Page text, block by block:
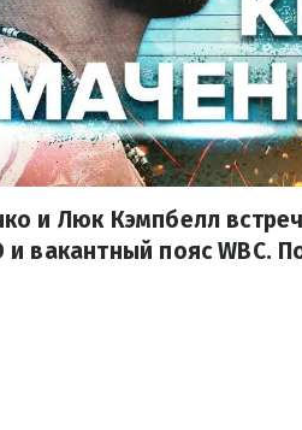
и Люк Кэмпбелл
и вакантный пояс